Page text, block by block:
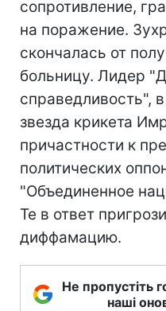
сопротивление,
на поражение.
скончалась от
больницу. Лидер
справедливость",
звезда крикета
причастности к
политических
"Объединенное
Те в ответ
диффамацию.
Не пропустіть
наші